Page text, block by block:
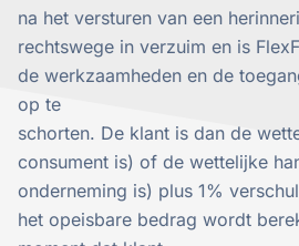
na het versturen van een
rechtswege in verzuim en is
de werkzaamheden en de
op te
schorten. De klant is dan de
consument is) of de wettelijke
onderneming is) plus 1%
het opeisbare bedrag wordt